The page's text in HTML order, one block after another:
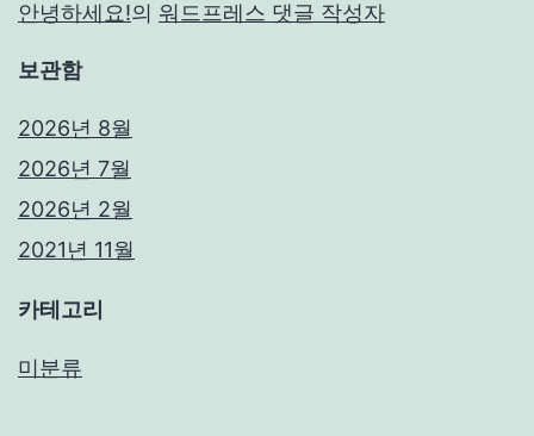
안녕하세요!의 워드프레스 댓글 작성자
보관함
2026년 8월
2026년 7월
2026년 2월
2021년 11월
카테고리
미분류